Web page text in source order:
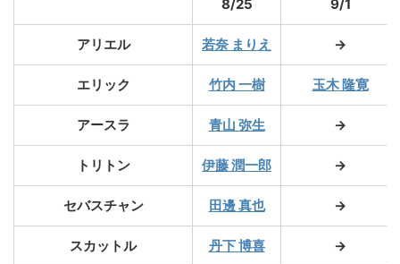
8/25
9/1
アリエル 若奈 まりえ →
エリック 竹内 一樹 玉木 隆寛
アースラ 青山 弥生 →
トリトン 伊藤 潤一郎 →
セバスチャン 田邊 真也 →
スカットル 丹下 博喜 →